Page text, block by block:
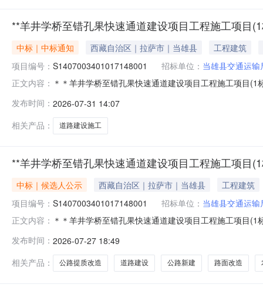
**羊井学桥至错孔果快速通道建设项目工程施工项目
中标｜中标通知 西藏自治区｜拉萨市｜当雄县
工程建筑
项目编号： S1407003401017148001 招标单位： 当雄县交通运输
正文内容： ＊＊羊井学桥至错孔果快速通道建设项目工程施工项目
S1407003401017148001），确定001全一标段的中标
发布时间： 2026-07-31 14:07
相关产品：
道路建设施工
**羊井学桥至错孔果快速通道建设项目工程施工项目
中标｜候选人公示 西藏自治区｜拉萨市｜当雄县
工程建筑
项目编号： S1407003401017148001 招标单位： 当雄县交通运输
正文内容： ＊＊羊井学桥至错孔果快速通道建设项目工程施工项目
学桥至错孔果快速通道建设项目工程施工（招标项目编
发布时间： 2026-07-27 18:49
相关产品：
公路提质改造 道路建设 公路新建 路面改造